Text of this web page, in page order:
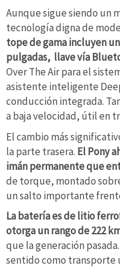
Aunque sigue siendo un
tecnología digna de
tope de gama incluyen
pulgadas, llave vía
Over The Air para el
asistente inteligente
conducción integrada.
a baja velocidad, útil en
El cambio más
la parte trasera. El Pony
imán permanente que
de torque, montado
un salto importante
La batería es de litio
otorga un rango de 222
que la generación
sentido como transporte